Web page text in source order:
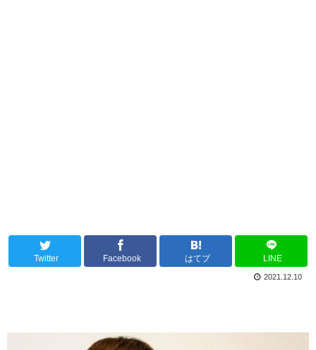
Twitter Facebook はてブ LINE
2021.12.10